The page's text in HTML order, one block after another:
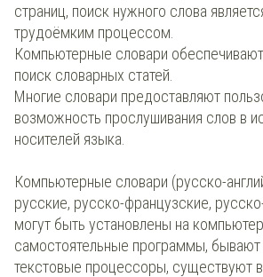
страниц, поиск нужного слова
трудоёмким процессом.
Компьютерные словари
поиск словарных статей.
Многие словари предоставляют
возможность прослушивания слов в
носителей языка.
Компьютерные словари (русско-
русские, русско-французские,
могут быть установлены на
самостоятельные программы,
текстовые процессоры, существуют